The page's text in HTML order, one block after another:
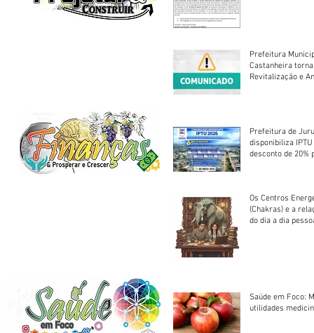
Prefeitura
Castanheira
Revitalização e
Prefeitura de
disponibiliza
desconto de 20%
Os Centros
(Chakras) e a
do dia a dia
Saúde em Foco:
utilidades